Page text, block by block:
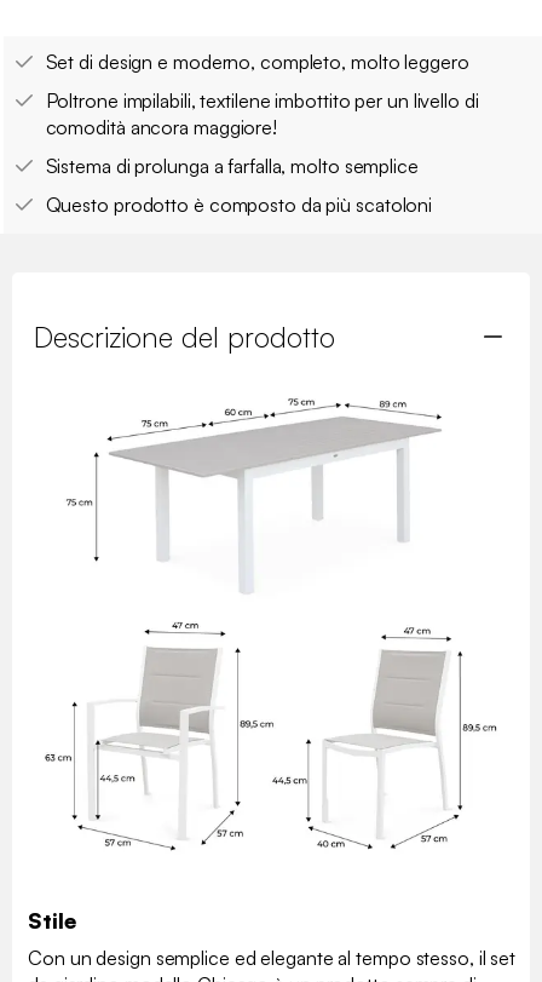
Set di design e moderno, completo, molto leggero
Poltrone impilabili, textilene imbottito per un livello di
comodità ancora maggiore!
Sistema di prolunga a farfalla, molto semplice
Questo prodotto è composto da più scatoloni
Descrizione del prodotto
Stile
Con un design semplice ed elegante al tempo stesso, il set